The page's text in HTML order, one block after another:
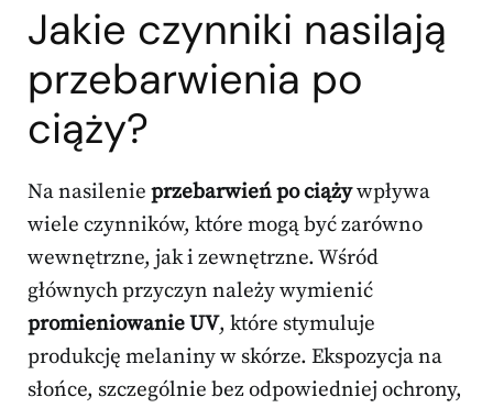
Jakie czynniki nasilają
przebarwienia po
ciąży?
Na nasilenie przebarwień po ciążywpływa
wiele czynników, które mogą być zarówno
wewnętrzne, jak i zewnętrzne. Wśród
głównych przyczyn należy wymienić
promieniowanie UV, które stymuluje
produkcję melaniny w skórze. Ekspozycja na
słońce, szczególnie bez odpowiedniej ochrony,